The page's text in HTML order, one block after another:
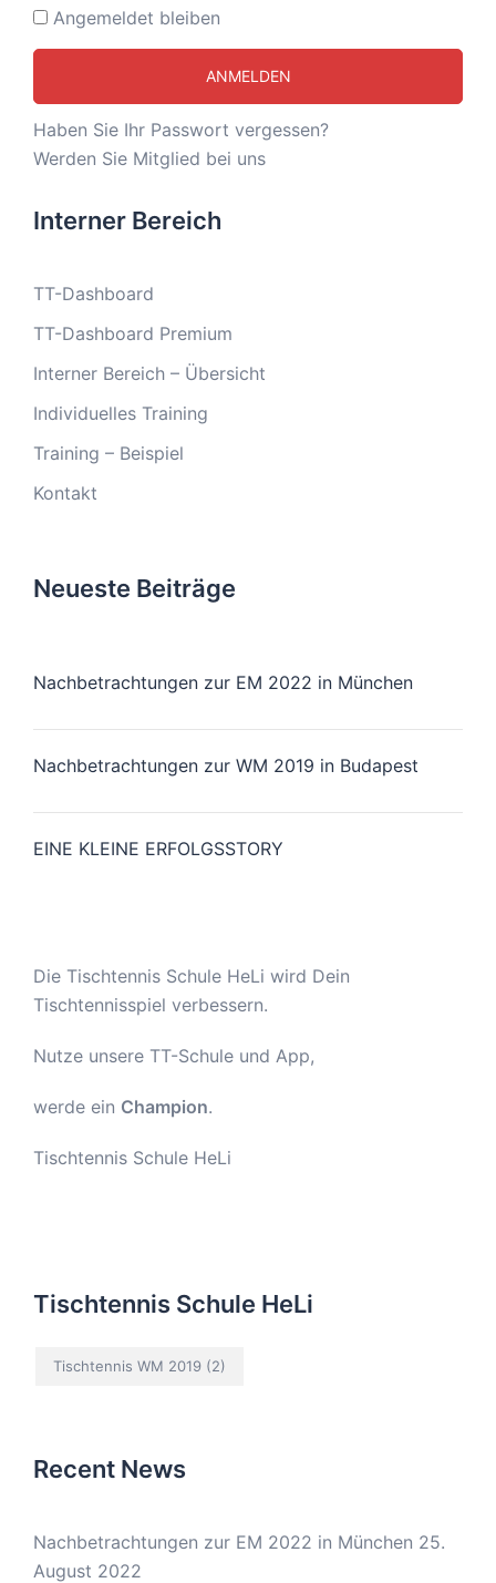
Angemeldet bleiben
Haben Sie Ihr Passwort vergessen?
Werden Sie Mitglied bei uns
Interner Bereich
TT-Dashboard
TT-Dashboard Premium
Interner Bereich – Übersicht
Individuelles Training
Training – Beispiel
Kontakt
Neueste Beiträge
Nachbetrachtungen zur EM 2022 in München
Nachbetrachtungen zur WM 2019 in Budapest
EINE KLEINE ERFOLGSSTORY
Die Tischtennis Schule HeLi wird Dein
Tischtennisspiel verbessern.
Nutze unsere TT-Schule und App,
werde ein Champion.
Tischtennis Schule HeLi
Tischtennis Schule HeLi
Tischtennis WM 2019 (2)
Recent News
Nachbetrachtungen zur EM 2022 in München 25.
August 2022